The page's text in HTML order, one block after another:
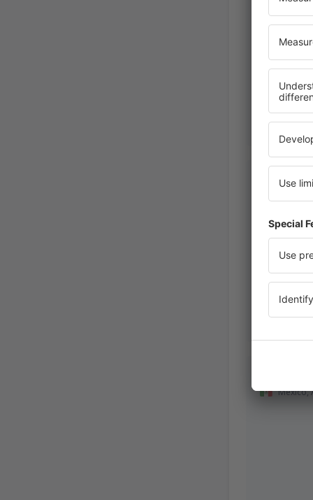
Maria
Mexico,
Lynne
Mexico,